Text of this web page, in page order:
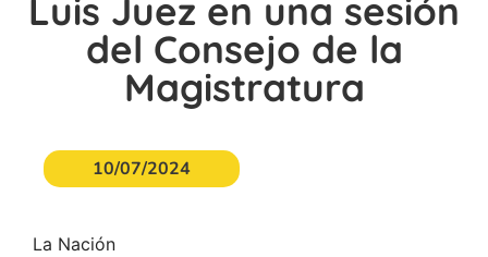
Luis Juez en una sesión
del Consejo de la
Magistratura
10/07/2024
La Nación